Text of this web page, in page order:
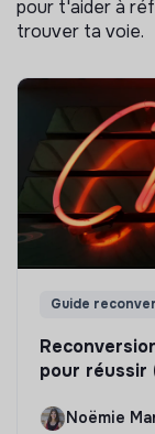
pour t'aider à
trouver ta voie.
Guide
pour réussir
Noëmie